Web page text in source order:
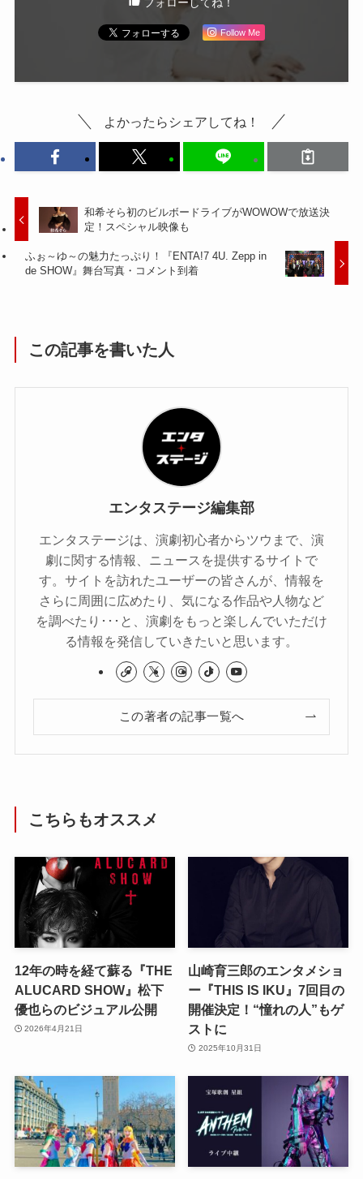
Follow Me
よかったらシェアしてね！
和希そら初のビルボードライブがWOWOWで放送決
定！スペシャル映像も
ふぉ～ゆ～の魅力たっぷり！『ENTA!7 4U. Zepp in
de SHOW』舞台写真・コメント到着
この記事を書いた人
エンタステージ編集部
エンタステージは、演劇初心者からツウまで、演
劇に関する情報、ニュースを提供するサイトで
す。サイトを訪れたユーザーの皆さんが、情報を
さらに周囲に広めたり、気になる作品や人物など
を調べたり･･･と、演劇をもっと楽しんでいただけ
る情報を発信していきたいと思います。
この著者の記事一覧へ
こちらもオススメ
12年の時を経て蘇る『THE
ALUCARD SHOW』松下
優也らのビジュアル公開
2026年4月21日
山崎育三郎のエンタメショ
ー『THIS IS IKU』7回目の
開催決定！“憧れの人”もゲ
ストに
2025年10月31日